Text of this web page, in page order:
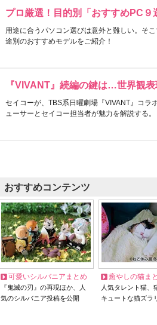
プロ厳選！目的別「おすすめPC９
用途に合うパソコン選びは意外と難しい。そ
途別のおすすめモデルをご紹介！
『VIVANT』続編の鍵は…世界観
セイコーが、TBS系日曜劇場『VIVANT』コラ
ューサーとセイコー担当者が魅力を解説する。
おすすめコンテンツ
可愛いシルバニアまとめ
『鬼滅の刃』の再現ほか、人
気のシルバニア投稿を公開
癒やしの猫ま
人気タレント猫
キュートな猫ズラ